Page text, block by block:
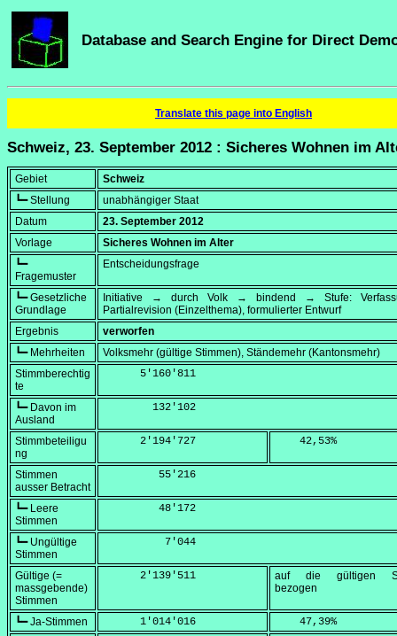
Database and Search Engine for Direct
Translate this page into English
Schweiz, 23. September 2012 : Sicheres Wohnen im
Gebiet
Schweiz
┗━ Stellung
unabhängiger Staat
Datum
23. September 2012
Vorlage
Sicheres Wohnen im Alter
┗━
Fragemuster
Entscheidungsfrage
┗━ Gesetzliche
Grundlage
Initiative → durch Volk → bindend → Stufe:
Partialrevision (Einzelthema), formulierter Entwurf
Ergebnis
verworfen
┗━ Mehrheiten
Volksmehr (gültige Stimmen), Ständemehr (Kantonsmehr)
Stimmberechtig
te
      5'160'811
┗━ Davon im
Ausland
        132'102
Stimmbeteiligu
ng
      2'194'727
    42,53
%
Stimmen
ausser Betracht
         55'216
┗━ Leere
Stimmen
         48'172
┗━ Ungültige
Stimmen
          7'044
Gültige (=
massgebende)
Stimmen
      2'139'511
auf die gültigen
bezogen
┗━ Ja-Stimmen
      1'014'016
    47,39
%